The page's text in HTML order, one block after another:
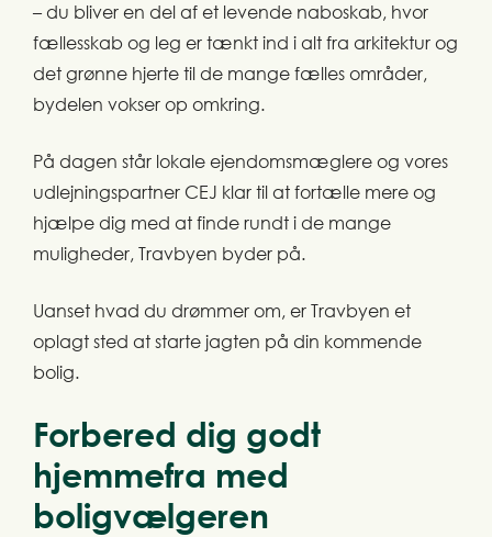
– du bliver en del af et levende naboskab, hvor
fællesskab og leg er tænkt ind i alt fra arkitektur og
det grønne hjerte til de mange fælles områder,
bydelen vokser op omkring.
På dagen står lokale ejendomsmæglere og vores
udlejningspartner CEJ klar til at fortælle mere og
hjælpe dig med at finde rundt i de mange
muligheder, Travbyen byder på.
Uanset hvad du drømmer om, er Travbyen et
oplagt sted at starte jagten på din kommende
bolig.
Forbered dig godt
hjemmefra med
boligvælgeren